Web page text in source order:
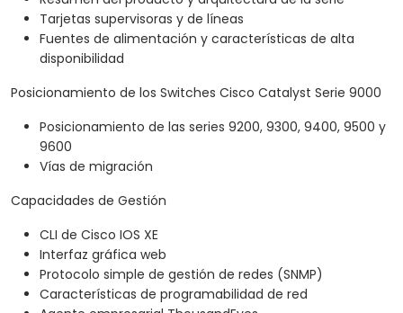
Tarjetas supervisoras y de líneas
Fuentes de alimentación y características de alta
disponibilidad
Posicionamiento de los Switches Cisco Catalyst Serie 9000
Posicionamiento de las series 9200, 9300, 9400, 9500 y
9600
Vías de migración
Capacidades de Gestión
CLI de Cisco IOS XE
Interfaz gráfica web
Protocolo simple de gestión de redes (SNMP)
Características de programabilidad de red